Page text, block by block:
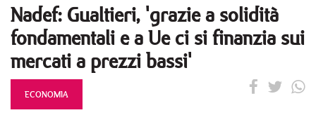
Nadef: Gualtieri, 'grazie a solidità
fondamentali e a Ue ci si finanzia sui
mercati a prezzi bassi'
ECONOMIA